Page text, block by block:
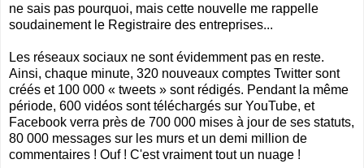
ne sais pas pourquoi, mais cette nouvelle me rappelle
soudainement le Registraire des entreprises...
Les réseaux sociaux ne sont évidemment pas en reste.
Ainsi, chaque minute, 320 nouveaux comptes Twitter sont
créés et 100 000 « tweets » sont rédigés. Pendant la même
période, 600 vidéos sont téléchargés sur YouTube, et
Facebook verra près de 700 000 mises à jour de ses statuts,
80 000 messages sur les murs et un demi million de
commentaires ! Ouf ! C'est vraiment tout un nuage !